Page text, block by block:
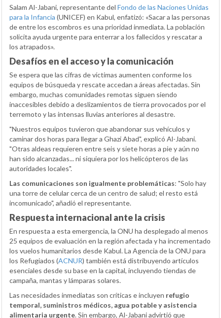
Salam Al-Jabani, representante del Fondo de las Naciones Unidas
para la Infancia (UNICEF) en Kabul, enfatizó: «Sacar a las personas
de entre los escombros es una prioridad inmediata. La población
solicita ayuda urgente para enterrar a los fallecidos y rescatar a
los atrapados».
Desafíos en el acceso y la comunicación
Se espera que las cifras de víctimas aumenten conforme los
equipos de búsqueda y rescate accedan a áreas afectadas. Sin
embargo, muchas comunidades remotas siguen siendo
inaccesibles debido a deslizamientos de tierra provocados por el
terremoto y las intensas lluvias anteriores al desastre.
"Nuestros equipos tuvieron que abandonar sus vehículos y
caminar dos horas para llegar a Ghazi Abad", explicó Al-Jabani.
"Otras aldeas requieren entre seis y siete horas a pie y aún no
han sido alcanzadas... ni siquiera por los helicópteros de las
autoridades locales".
Las comunicaciones son igualmente problemáticas: "Solo hay
una torre de celular cerca de un centro de salud; el resto está
incomunicado", añadió el representante.
Respuesta internacional ante la crisis
En respuesta a esta emergencia, la ONU ha desplegado al menos
25 equipos de evaluación en la región afectada y ha incrementado
los vuelos humanitarios desde Kabul. La Agencia de la ONU para
los Refugiados (ACNUR) también está distribuyendo artículos
esenciales desde su base en la capital, incluyendo tiendas de
campaña, mantas y lámparas solares.
Las necesidades inmediatas son críticas e incluyen refugio
temporal, suministros médicos, agua potable y asistencia
alimentaria urgente. Sin embargo, Al-Jabani advirtió que